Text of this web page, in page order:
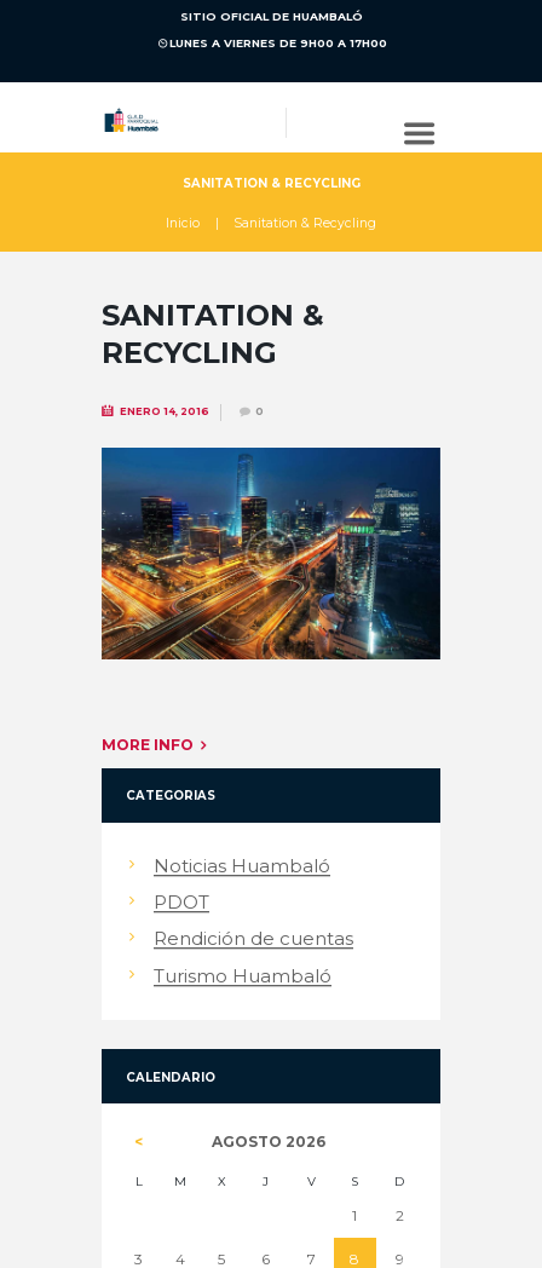
SITIO OFICIAL DE HUAMBALÓ
LUNES A VIERNES DE 9H00 A 17H00
SANITATION & RECYCLING
Inicio Sanitation & Recycling
SANITATION &
RECYCLING
ENERO 14, 2016 0
MORE INFO
CATEGORIAS
Noticias Huambaló
PDOT
Rendición de cuentas
Turismo Huambaló
CALENDARIO
AGOSTO 2026
L M X J V S D
1 2
3 4 5 6 7 8 9